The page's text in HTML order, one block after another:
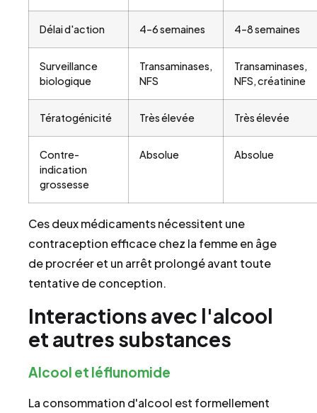
Délai d'action 4–6 semaines 4–8 semaines
Surveillance
biologique
Transaminases,
NFS
Transaminases,
NFS, créatinine
Tératogénicité Très élevée Très élevée
Contre-
indication
grossesse
Absolue Absolue
Ces deux médicaments nécessitent une
contraception efficace chez la femme en âge
de procréer et un arrêt prolongé avant toute
tentative de conception.
Interactions avec l'alcool
et autres substances
Alcool et léflunomide
La consommation d'alcool est formellement